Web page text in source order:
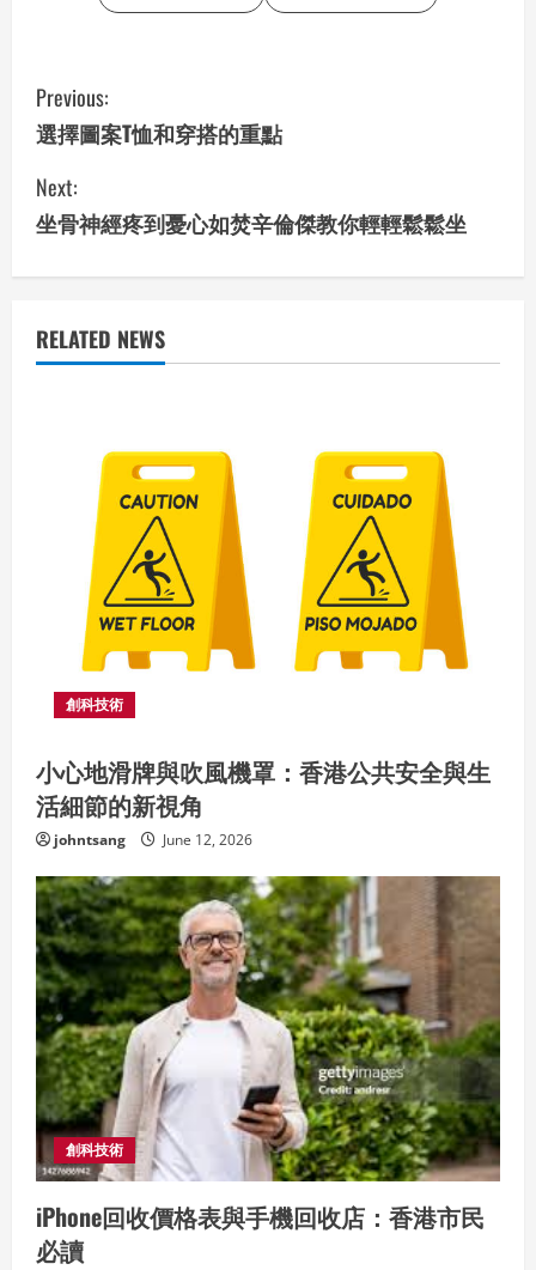
C
o
n
t
i
n
g
Previous:
選擇圖案T恤和穿搭的重點
Next:
坐骨神經疼到憂心如焚辛倫傑教你輕輕鬆鬆坐
RELATED NEWS
創科技術
小心地滑牌與吹風機罩：香港公共安全與生
活細節的新視角
johntsang June 12, 2026
創科技術
iPhone回收價格表與手機回收店：香港市民
必讀